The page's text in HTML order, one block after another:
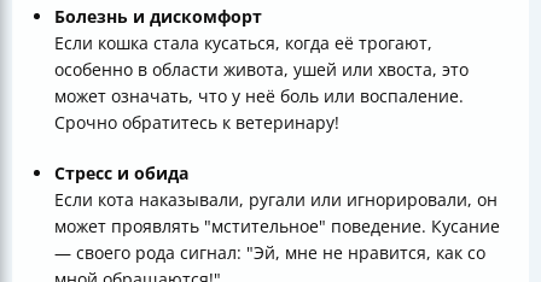
Болезнь и дискомфорт
Если кошка стала кусаться, когда её трогают,
особенно в области живота, ушей или хвоста, это
может означать, что у неё боль или воспаление.
Срочно обратитесь к ветеринару!
Стресс и обида
Если кота наказывали, ругали или игнорировали, он
может проявлять "мстительное" поведение. Кусание
— своего рода сигнал: "Эй, мне не нравится, как со